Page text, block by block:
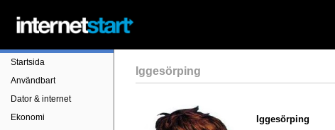
Startsida
Användbart
Dator & internet
Ekonomi
Iggesörping
Iggesörping